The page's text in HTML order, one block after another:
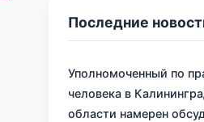
Последние
Уполномоченный по
человека в
области намерен